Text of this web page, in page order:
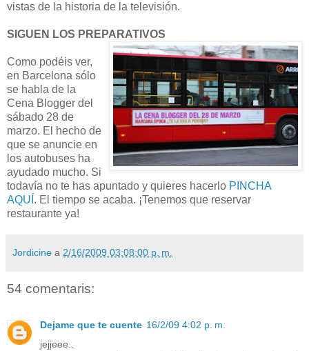
vistas de la historia de la televisión.
SIGUEN LOS PREPARATIVOS
Como podéis ver,
en Barcelona sólo
se habla de la
Cena Blogger del
sábado 28 de
marzo. El hecho de
que se anuncie en
los autobuses ha
ayudado mucho. Si
todavía no te has apuntado y quieres hacerlo PINCHA
AQUÍ . El tiempo se acaba. ¡Tenemos que reservar
restaurante ya!
Jordicine a 2/16/2009 03:08:00 p. m.
54 comentaris:
Dejame que te cuente 16/2/09 4:02 p. m.
jejjeee..